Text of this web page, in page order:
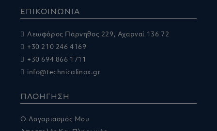
ΕΠΙΚΟΙΝΩΝΙΑ
Λεωφόρος Πάρνηθος 229, Αχαρναί 136 72
+30 210 246 4169
+30 694 866 1711
info@technicalinox.gr
ΠΛΟΗΓΗΣΗ
Ο Λογαριασμός Μου